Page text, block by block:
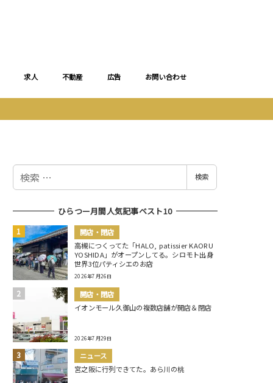
求人 不動産 広告 お問い合わせ
検
検索
ひらつー月間人気記事ベスト10
開店・閉店
高槻につくってた「HALO, patissier KAORU
YOSHIDA」がオープンしてる。シロモト出身
世界3位パティシエのお店
2026年7月26日
開店・閉店
イオンモール久御山の複数店舗が開店＆閉店
2026年7月29日
ニュース
宮之阪に行列できてた。あら川の桃